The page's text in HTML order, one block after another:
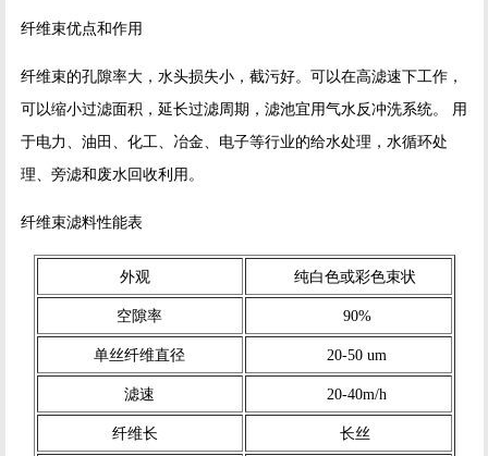
纤维束优点和作用
纤维束的孔隙率大，水头损失小，截污好。可以在高滤速下工作，
可以缩小过滤面积，延长过滤周期，滤池宜用气水反冲洗系统。 用
于电力、油田、化工、冶金、电子等行业的给水处理，水循环处
理、旁滤和废水回收利用。
纤维束滤料性能表
外观 纯白色或彩色束状
空隙率 90%
单丝纤维直径 20-50 um
滤速 20-40m/h
纤维长 长丝